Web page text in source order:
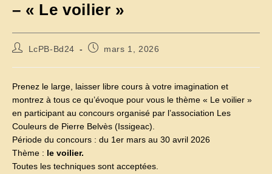
– « Le voilier »
Auteur/autrice
la
publication :
LcPB-Bd24
Publication
mars 1, 2026
Prenez le large, laisser libre cours à votre imagination et
montrez à tous ce qu’évoque pour vous le thème « Le voilier »
en participant au concours organisé par l’association Les
Couleurs de Pierre Belvès (Issigeac).
Période du concours : du 1er mars au 30 avril 2026
Thème : le voilier.
Toutes les techniques sont acceptées.